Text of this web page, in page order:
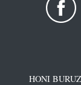
HONI BURUZ